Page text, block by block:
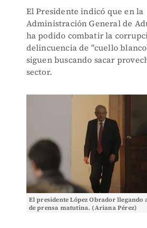
El Presidente indicó que en la
Administración General de
ha podido combatir la
delincuencia de "cuello
siguen buscando sacar
sector.
El presidente López Obrador llegando
de prensa matutina. (Ariana Pérez)